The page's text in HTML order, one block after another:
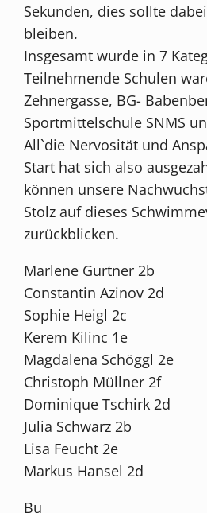
Sekunden, dies sollte
bleiben.
Insgesamt wurde in 7
Teilnehmende Schulen
Zehnergasse, BG-
Sportmittelschule SNMS
All`die Nervosität und
Start hat sich also
können unsere
Stolz auf dieses
zurückblicken.
Marlene Gurtner 2b
Constantin Azinov 2d
Sophie Heigl 2c
Kerem Kilinc 1e
Magdalena Schöggl 2e
Christoph Müllner 2f
Dominique Tschirk 2d
Julia Schwarz 2b
Lisa Feucht 2e
Markus Hansel 2d
Bu